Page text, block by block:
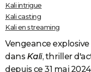
S'inscrire
Se connecter
Lycées
Collèges
Primaires
Universités
Entreprises
Service militaire
Avis de recherche
AVIS DE DÉCÈS
FORUM
Bricolage
Lifestyle
Culture
Sport
Auto
Television
Voyage
Cinema
Kali intrigue
Kali casting
Kali en streaming
Vengeance
dansKali, thriller
depuis ce 31 mai